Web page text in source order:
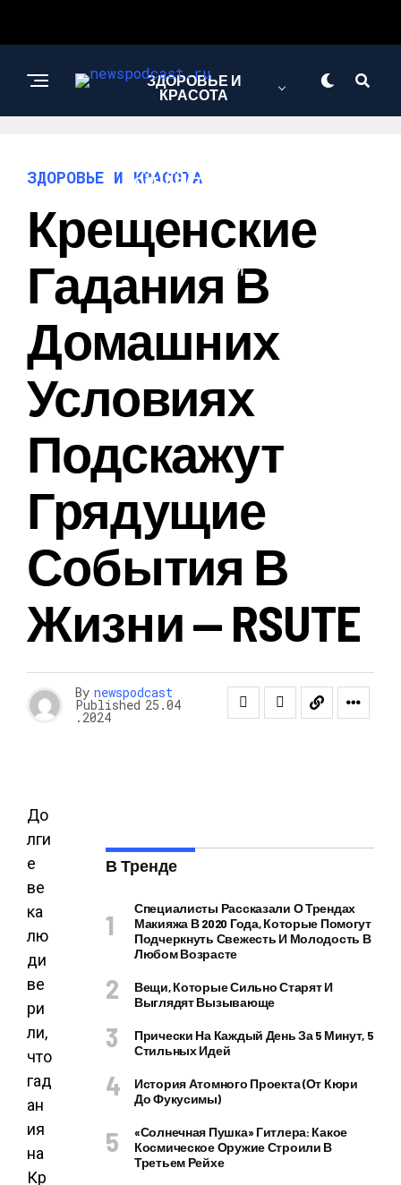
ЗДОРОВЬЕ И
КРАСОТА
ИНТЕРЕСНОЕ И
ПОЗНАВАТЕЛЬНОЕ
ТЕХНОЛОГИИ
ЗДОРОВЬЕ И КРАСОТА
Крещенские
Гадания В
Домашних
Условиях
Подскажут
Грядущие
События В
Жизни — RSUTE
By newspodcast
Published 25.04
.2024
До
лги
е
ве
ка
лю
ди
ве
ри
ли,
что
гад
ан
ия
на
Кр
В Тренде
Специалисты Рассказали О Трендах
Макияжа В 2020 Года, Которые Помогут
Подчеркнуть Свежесть И Молодость В
Любом Возрасте
Вещи, Которые Сильно Старят И
Выглядят Вызывающе
Прически На Каждый День За 5 Минут, 5
Стильных Идей
История Атомного Проекта (от Кюри
До Фукусимы)
«Солнечная Пушка» Гитлера: Какое
Космическое Оружие Строили В
Третьем Рейхе